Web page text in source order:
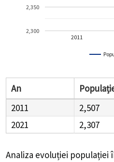
2011
2,300
2,350
An
2011
2,507
2021
2,307
Analiza evoluției populației